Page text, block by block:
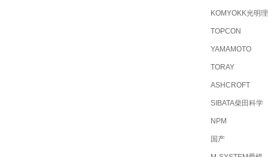
KOMYOKK光明
TOPCON
YAMAMOTO
TORAY
ASHCROFT
SIBATA柴田科学
NPM
国产